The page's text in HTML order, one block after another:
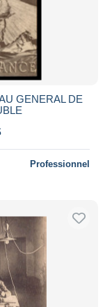
GENERAL DE
Professionnel